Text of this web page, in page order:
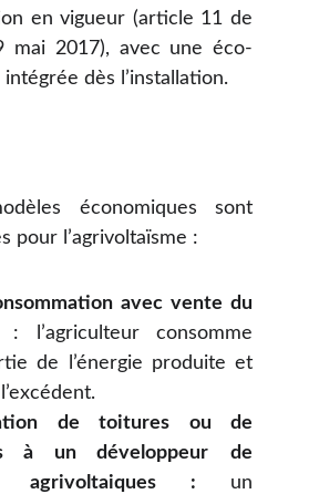
en vigueur (article 11 de
mai 2017), avec une éco-
dès l’installation.
économiques sont
pour l’agrivoltaïsme :
avec vente du
: l’agriculteur consomme
de l’énergie produite et
de toitures ou de
à un développeur
de
agrivoltaiques : un